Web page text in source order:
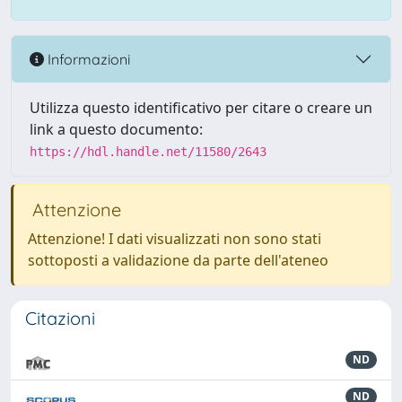
Informazioni
Utilizza questo identificativo per citare o creare un
link a questo documento:
https://hdl.handle.net/11580/2643
Attenzione
Attenzione! I dati visualizzati non sono stati
sottoposti a validazione da parte dell'ateneo
Citazioni
ND
ND